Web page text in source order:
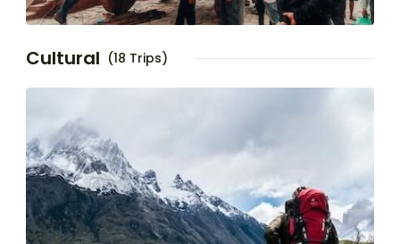
Cultural (18 Trips)